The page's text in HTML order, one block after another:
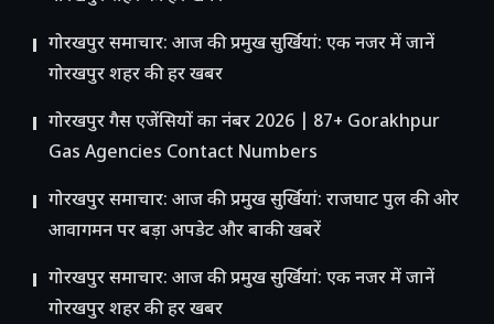
गोरखपुर समाचार: आज की प्रमुख सुर्खियां: एक नजर में जानें
गोरखपुर शहर की हर खबर
गोरखपुर गैस एजेंसियों का नंबर 2026 | 87+ Gorakhpur
Gas Agencies Contact Numbers
गोरखपुर समाचार: आज की प्रमुख सुर्खियां: राजघाट पुल की ओर
आवागमन पर बड़ा अपडेट और बाकी खबरें
गोरखपुर समाचार: आज की प्रमुख सुर्खियां: एक नजर में जानें
गोरखपुर शहर की हर खबर